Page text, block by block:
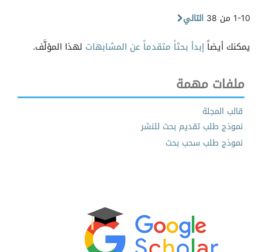
1-10 من 38
التالي
يمكنك أيضاًإبدأ بحثاً متقدماً عن المشابهات لهذا المؤلَّف.
ملفات مهمة
قالب المجلة
نموذج طلب تقديم بحث للنشر
نموذج طلب سحب بحث